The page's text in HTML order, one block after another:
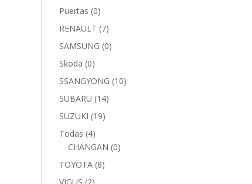
Puertas (0)
RENAULT (7)
SAMSUNG (0)
Skoda (0)
SSANGYONG (10)
SUBARU (14)
SUZUKI (19)
Todas (4)
CHANGAN (0)
TOYOTA (8)